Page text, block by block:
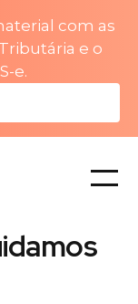
com as
e o
e.